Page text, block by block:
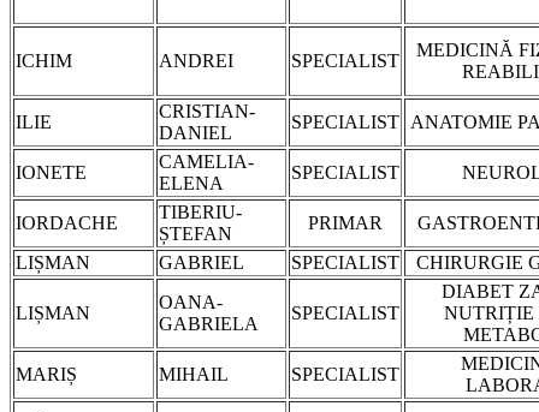
ICHIM ANDREI SPECIALIST
MEDICINĂ
ILIE
CRISTIAN-
DANIEL
SPECIALIST ANATOMIE
IONETE
CAMELIA-
ELENA
SPECIALIST
IORDACHE
TIBERIU-
ȘTEFAN
PRIMAR
LIȘMAN
GABRIEL SPECIALIST CHIRURGIE
LIȘMAN
OANA-
GABRIELA
SPECIALIST
DIABET
NUTRIȚIE
MARIȘ
MIHAIL SPECIALIST